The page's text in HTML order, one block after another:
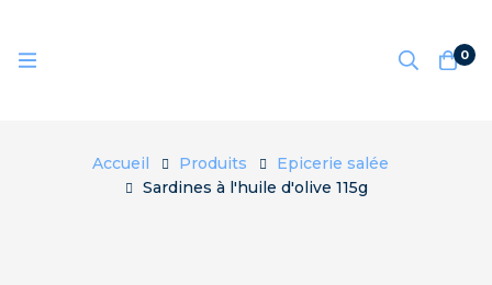
0
Accueil Produits
Epicerie salée
Sardines à l'huile d'olive 115g